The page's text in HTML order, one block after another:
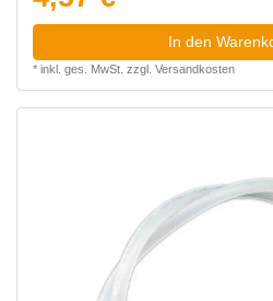
In den
* inkl. ges. MwSt. zzgl. Versandkosten